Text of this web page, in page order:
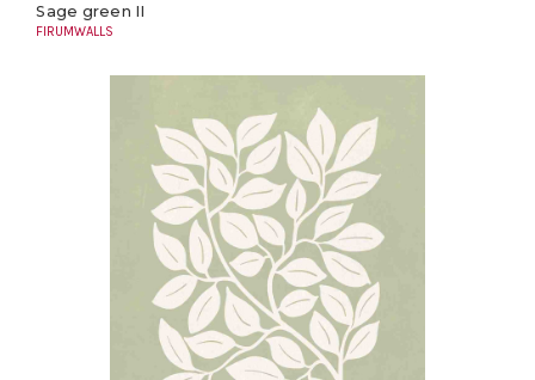
Sage green II
FIRUMWALLS